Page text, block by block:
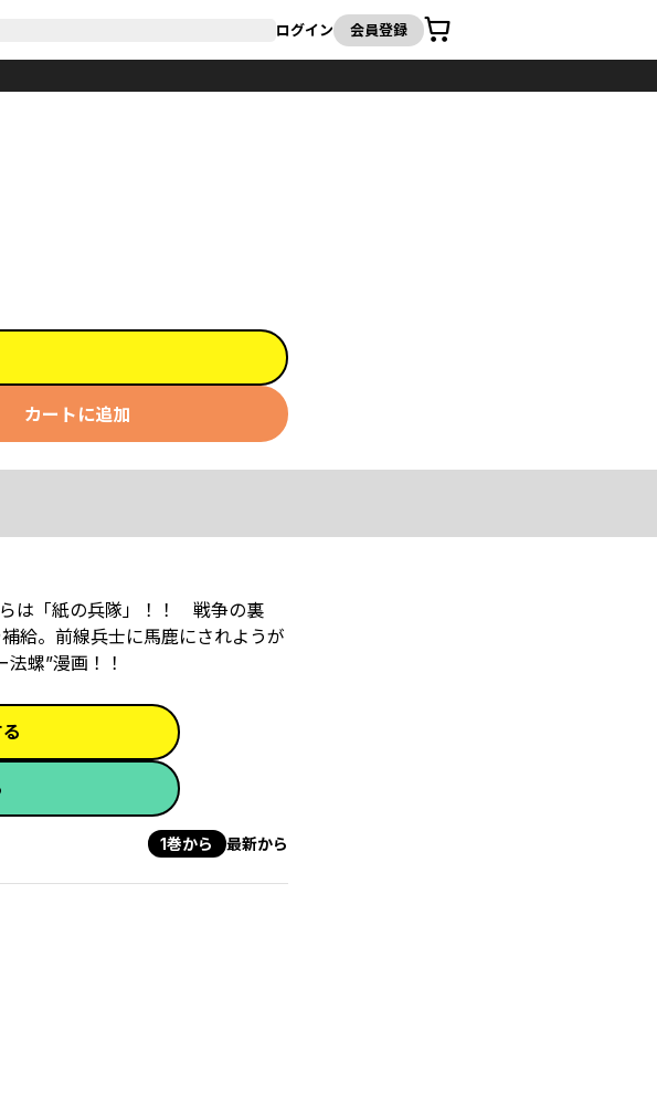
ログイン 会員登録
カート
カートに追加
は「紙の兵隊」！！ 戦争の裏
給。前線兵士に馬鹿にされようが
螺”漫画！！
1巻から 最新から